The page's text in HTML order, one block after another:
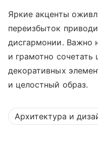
Яркие акценты
переизбыток
дисгармонии. Важно
и грамотно сочетать
декоративных
и целостный образ.
Архитектура и